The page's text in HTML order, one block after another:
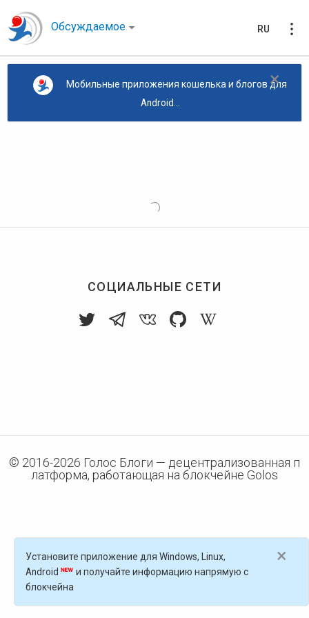
Обсуждаемое RU
×
Мобильные приложения кошелька и блогов для
Android...
СОЦИАЛЬНЫЕ СЕТИ
© 2016-2026 Голос Блоги — децентрализованная п
латформа, работающая на блокчейне Golos
×
Установите приложение для Windows, Linux,
Android
и получайте информацию напрямую с
блокчейна